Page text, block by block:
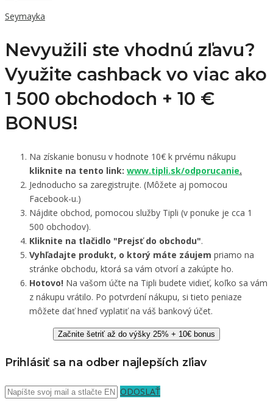
Seymayka
Nevyužili ste vhodnú zľavu?
Využite cashback vo viac ako
1 500 obchodoch + 10 €
BONUS!
Na získanie bonusu v hodnote 10€ k prvému nákupu
kliknite na tento link: www.tipli.sk/odporucanie.
Jednoducho sa zaregistrujte. (Môžete aj pomocou
Facebook-u.)
Nájdite obchod, pomocou služby Tipli (v ponuke je cca 1
500 obchodov).
Kliknite na tlačidlo "Prejsť do obchodu".
Vyhľadajte produkt, o ktorý máte záujem priamo na
stránke obchodu, ktorá sa vám otvorí a zakúpte ho.
Hotovo! Na vašom účte na Tipli budete vidieť, koľko sa vám
z nákupu vrátilo. Po potvrdení nákupu, si tieto peniaze
môžete dať hneď vyplatiť na váš bankový účet.
Začnite šetriť až do výšky 25% + 10€ bonus
Prihlásiť sa na odber najlepších zľiav
ODOSLAŤ